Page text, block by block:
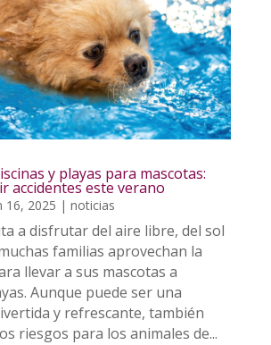
y playas para mascotas:
accidentes este verano
16, 2025 | noticias
a disfrutar del aire libre, del sol
familias aprovechan la
llevar a sus mascotas a
Aunque puede ser una
y refrescante, también
riesgos para los animales de...